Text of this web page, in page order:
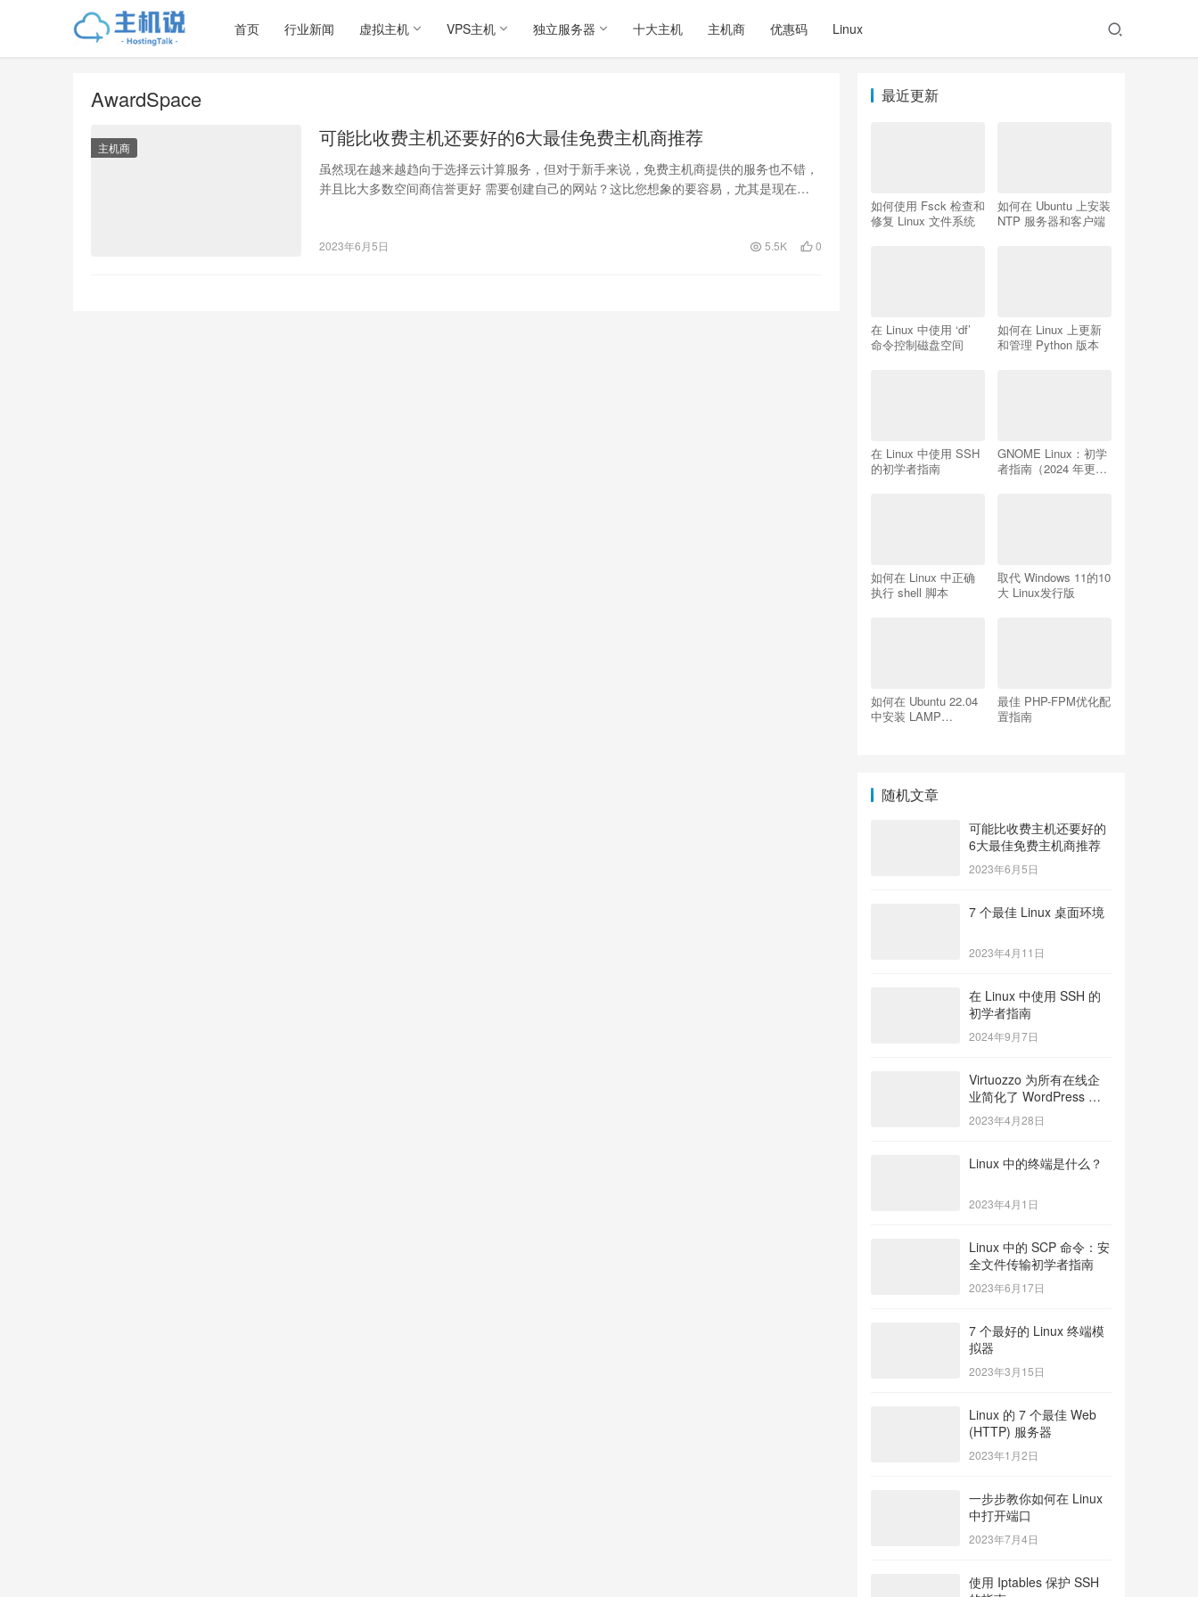
首页 行业新闻 虚拟主机 VPS主机 独立服务器 十大主机 主机商 优惠码 Linux
AwardSpace
主机商 可能比收费主机还要好的6大最佳免费主机商推荐
虽然现在越来越趋向于选择云计算服务，但对于新手来说，免费主机商提供的服务也不错，
并且比大多数空间商信誉更好 需要创建自己的网站？这比您想象的要容易，尤其是现在有
2023年6月5日 5.5K 0
最近更新
如何使用 Fsck 检查和
修复 Linux 文件系统
如何在 Ubuntu 上安装
NTP 服务器和客户端
在 Linux 中使用 ‘df’
命令控制磁盘空间
如何在 Linux 上更新
和管理 Python 版本
在 Linux 中使用 SSH
的初学者指南
GNOME Linux：初学
者指南（2024 年更
如何在 Linux 中正确
执行 shell 脚本
取代 Windows 11的10
大 Linux发行版
如何在 Ubuntu 22.04
中安装 LAMP
最佳 PHP-FPM优化配
置指南
随机文章
可能比收费主机还要好的
6大最佳免费主机商推荐
2023年6月5日
7 个最佳 Linux 桌面环境
2023年4月11日
在 Linux 中使用 SSH 的
初学者指南
2024年9月7日
Virtuozzo 为所有在线企
业简化了 WordPress 服
务
2023年4月28日
Linux 中的终端是什么？
2023年4月1日
Linux 中的 SCP 命令：安
全文件传输初学者指南
2023年6月17日
7 个最好的 Linux 终端模
拟器
2023年3月15日
Linux 的 7 个最佳 Web
(HTTP) 服务器
2023年1月2日
一步步教你如何在 Linux
中打开端口
2023年7月4日
使用 Iptables 保护 SSH